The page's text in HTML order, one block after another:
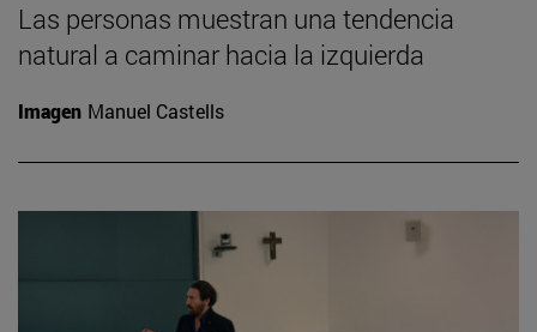
Las personas muestran una tendencia
natural a caminar hacia la izquierda
Imagen Manuel Castells